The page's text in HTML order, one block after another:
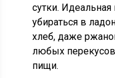
сутки.
убираться в
хлеб, даже
любых
пищи.